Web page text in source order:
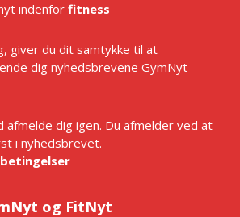
indenfor fitness
giver du dit samtykke til at
dig nyhedsbrevene GymNyt
afmelde dig igen. Du afmelder ved at
i nyhedsbrevet.
og FitNyt